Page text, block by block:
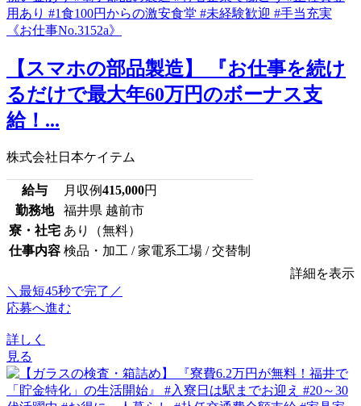
【スマホの部品製造】 『お仕事を続け
るだけで最大年60万円のボーナス支
給！...
株式会社日本ケイテム
給与 月収例415,000円
勤務地
福井県 越前市
寮・社宅 あり（無料）
仕事内容 検品・加工 / 家電系工場 / 交替制
詳細を表示
＼最短45秒で完了／
応募へ進む
詳しく
見る